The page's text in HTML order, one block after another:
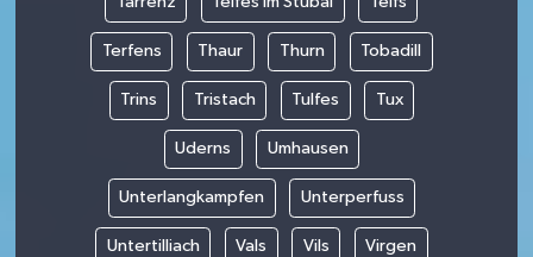
Terfens Thaur Thurn Tobadill
Trins Tristach Tulfes Tux
Uderns Umhausen
Unterlangkampfen Unterperfuss
Untertilliach Vals Vils Virgen